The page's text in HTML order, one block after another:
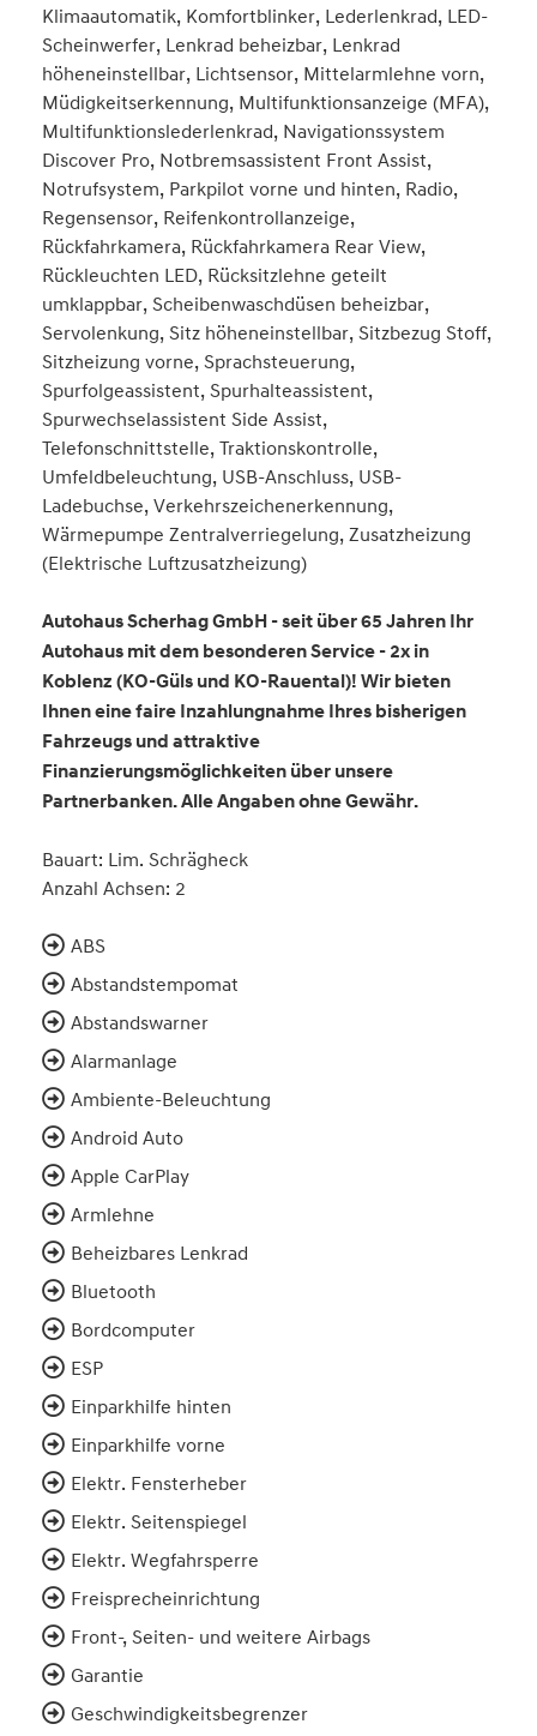
Klimaautomatik, Komfortblinker, Lederlenkrad, LED-
Scheinwerfer, Lenkrad beheizbar, Lenkrad
höheneinstellbar, Lichtsensor, Mittelarmlehne vorn,
Müdigkeitserkennung, Multifunktionsanzeige (MFA),
Multifunktionslederlenkrad, Navigationssystem
Discover Pro, Notbremsassistent Front Assist,
Notrufsystem, Parkpilot vorne und hinten, Radio,
Regensensor, Reifenkontrollanzeige,
Rückfahrkamera, Rückfahrkamera Rear View,
Rückleuchten LED, Rücksitzlehne geteilt
umklappbar, Scheibenwaschdüsen beheizbar,
Servolenkung, Sitz höheneinstellbar, Sitzbezug Stoff,
Sitzheizung vorne, Sprachsteuerung,
Spurfolgeassistent, Spurhalteassistent,
Spurwechselassistent Side Assist,
Telefonschnittstelle, Traktionskontrolle,
Umfeldbeleuchtung, USB-Anschluss, USB-
Ladebuchse, Verkehrszeichenerkennung,
Wärmepumpe Zentralverriegelung, Zusatzheizung
(Elektrische Luftzusatzheizung)
Autohaus Scherhag GmbH - seit über 65 Jahren Ihr
Autohaus mit dem besonderen Service - 2x in
Koblenz (KO-Güls und KO-Rauental)! Wir bieten
Ihnen eine faire Inzahlungnahme Ihres bisherigen
Fahrzeugs und attraktive
Finanzierungsmöglichkeiten über unsere
Partnerbanken. Alle Angaben ohne Gewähr.
Bauart: Lim. Schrägheck
Anzahl Achsen: 2
ABS
Abstandstempomat
Abstandswarner
Alarmanlage
Ambiente-Beleuchtung
Android Auto
Apple CarPlay
Armlehne
Beheizbares Lenkrad
Bluetooth
Bordcomputer
ESP
Einparkhilfe hinten
Einparkhilfe vorne
Elektr. Fensterheber
Elektr. Seitenspiegel
Elektr. Wegfahrsperre
Freisprecheinrichtung
Front-, Seiten- und weitere Airbags
Garantie
Geschwindigkeitsbegrenzer